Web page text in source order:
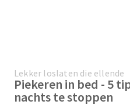
Lekker loslaten die ellende
Piekeren in bed - 5
nachts te stoppen